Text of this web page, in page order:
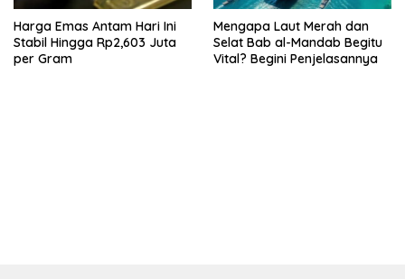
Harga Emas Antam Hari Ini
Stabil Hingga Rp2,603 Juta
per Gram
Mengapa Laut Merah dan
Selat Bab al-Mandab Begitu
Vital? Begini Penjelasannya